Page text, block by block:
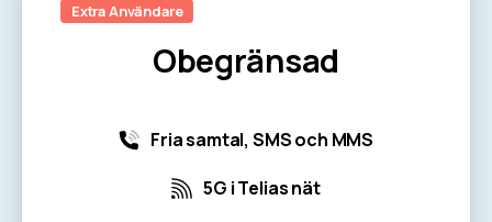
Extra Användare
Obegränsad
Fria samtal, SMS och MMS
5G i Telias nät